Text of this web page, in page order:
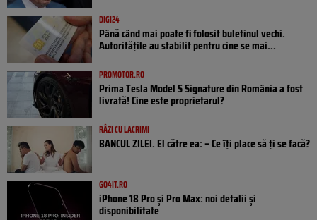
DIGI24
Până când mai poate fi folosit buletinul vechi.
Autoritățile au stabilit pentru cine se mai...
PROMOTOR.RO
Prima Tesla Model S Signature din România a fost
livrată! Cine este proprietarul?
RÂZI CU LACRIMI
BANCUL ZILEI. El către ea: – Ce îți place să ți se facă?
GO4IT.RO
iPhone 18 Pro și Pro Max: noi detalii și
disponibilitate